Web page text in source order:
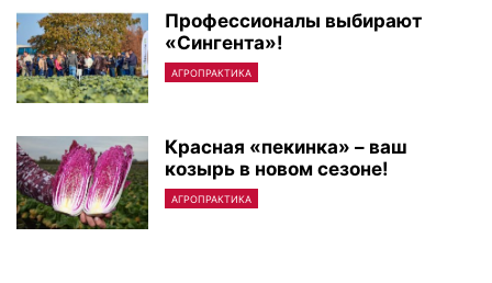
Профессионалы выбирают
«Сингента»!
АГРОПРАКТИКА
Красная «пекинка» – ваш
козырь в новом сезоне!
АГРОПРАКТИКА